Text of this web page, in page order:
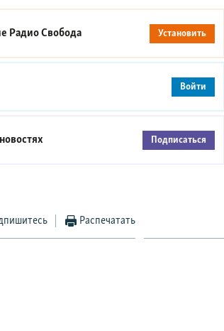
Радио Свобода Установить
Войти
Подписаться
Распечатать